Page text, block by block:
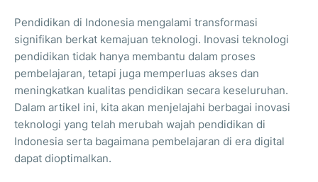
Pendidikan di Indonesia mengalami transformasi
signifikan berkat kemajuan teknologi. Inovasi teknologi
pendidikan tidak hanya membantu dalam proses
pembelajaran, tetapi juga memperluas akses dan
meningkatkan kualitas pendidikan secara keseluruhan.
Dalam artikel ini, kita akan menjelajahi berbagai inovasi
teknologi yang telah merubah wajah pendidikan di
Indonesia serta bagaimana pembelajaran di era digital
dapat dioptimalkan.